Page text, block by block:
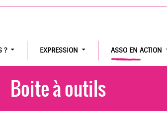
? EXPRESSION ASSO EN ACTION
Boite à outils